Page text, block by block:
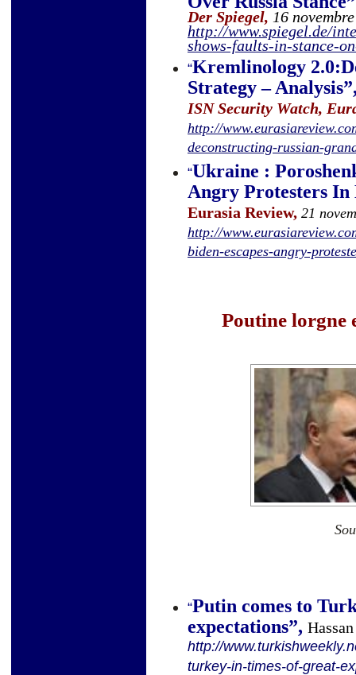
Der Spiegel, 16
http://www.spiegel.de/
shows-faults-in-stance-
“Kremlinology
Strategy – Analysis”
ISN Security Watch,
http://
deconstructing-russian-
“Ukraine :
Angry Protesters In
Eurasia Review, 21
http://
biden-escapes-angry-
Poutine lorgne
“Putin comes to
expectations”,
http://
turkey-in-times-of-great-